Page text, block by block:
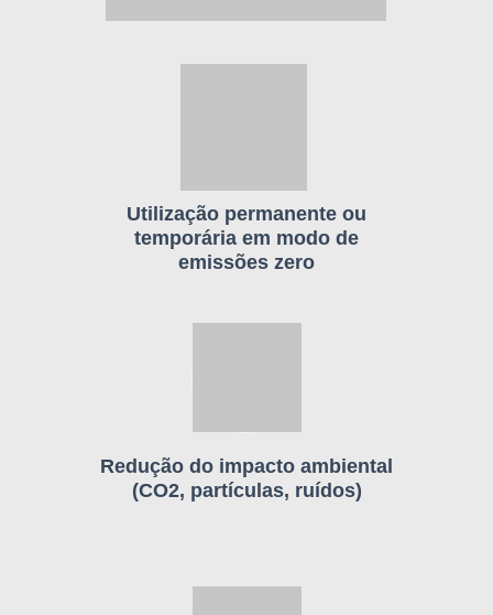
Utilização permanente ou
temporária em modo de
emissões zero
Redução do impacto ambiental
(CO2, partículas, ruídos)